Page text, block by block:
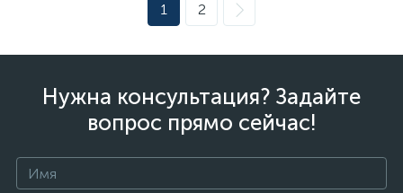
1 2
Нужна консультация? Задайте
вопрос прямо сейчас!